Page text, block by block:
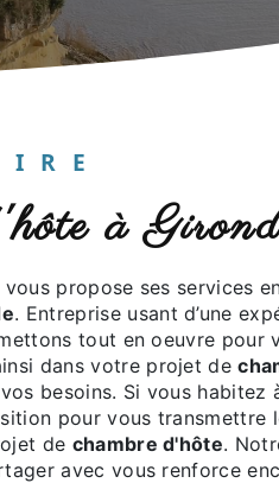
à
vous propose ses services
. Entreprise usant d’une
tout en oeuvre pour
dans votre projet de
besoins. Si vous habitez
pour vous transmettre
de chambre d'hôte.
avec vous renforce